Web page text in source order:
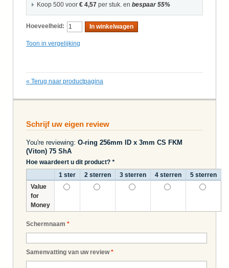
Koop 500 voor € 4,57 per stuk. en bespaar55%
Hoeveelheid: In winkelwagen
Toon in vergelijking
« Terug naar productpagina
Schrijf uw eigen review
You're reviewing: O-ring 256mm ID x 3mm CS FKM
(Viton) 75 ShA
Hoe waardeert u dit product? *
1 ster
2 sterren 3 sterren 4 sterren
5 sterren
Value
for
Money
*
Schermnaam
*
Samenvatting van uw review